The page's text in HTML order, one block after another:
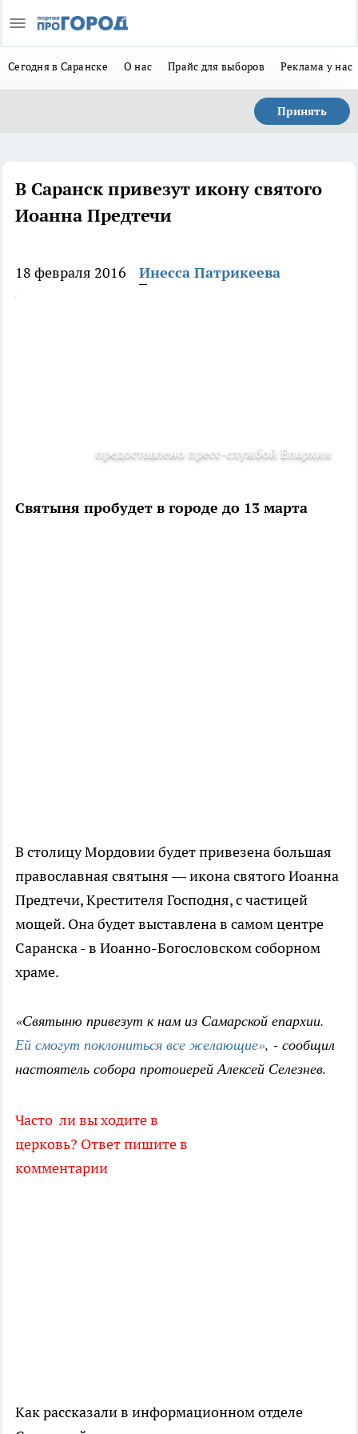
Сегодня в Саранске О нас Прайс для выборов Реклама у нас
Принять
В Саранск привезут икону святого
Иоанна Предтечи
18 февраля 2016 Инесса Патрикеева
предоставлено пресс-службой Епархии
Святыня пробудет в городе до 13 марта
В столицу Мордовии будет привезена большая
православная святыня — икона святого Иоанна
Предтечи, Крестителя Господня, с частицей
мощей. Она будет выставлена в самом центре
Саранска - в Иоанно-Богословском соборном
храме.
«Святыню привезут к нам из Самарской епархии.
Ей смогут поклониться все желающие», - сообщил
настоятель собора протоиерей Алексей Селезнев.
Часто ли вы ходите в
церковь? Ответ пишите в
комментарии
Как рассказали в информационном отделе